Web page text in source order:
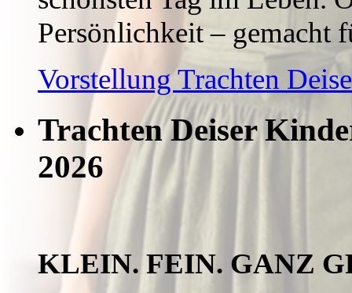
Persönlichkeit – gemacht
Vorstellung Trachten
Trachten Deiser
2026
KLEIN. FEIN. GANZ